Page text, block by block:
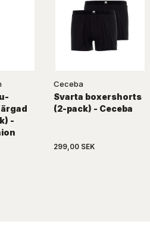
-
Ceceba
Svarta boxershorts
(2-pack) - Ceceba
299,00 SEK